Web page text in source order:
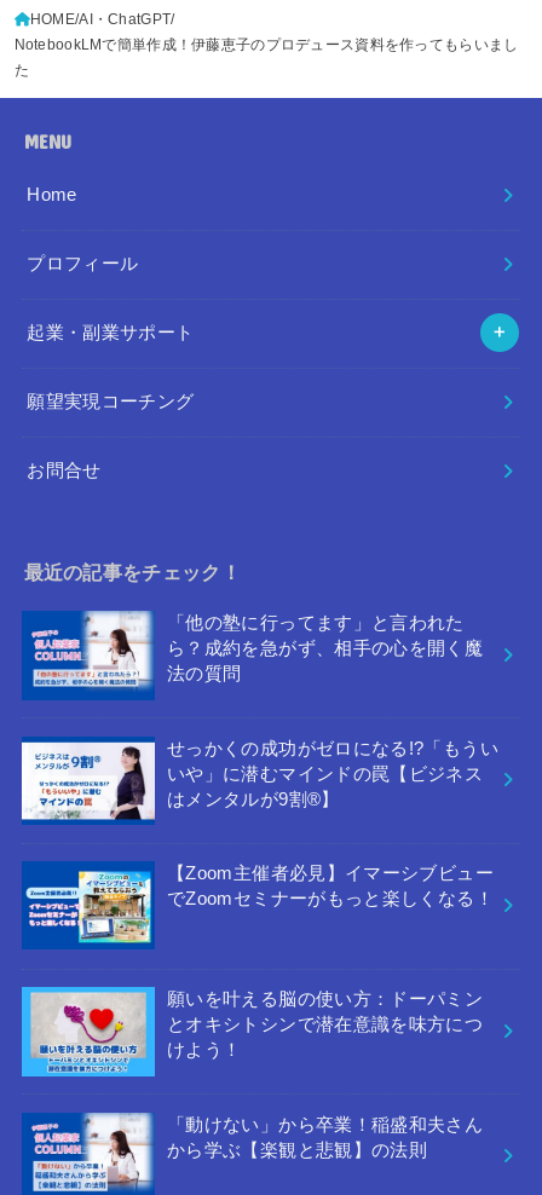
HOME AI・ChatGPT
NotebookLMで簡単作成！伊藤恵子のプロデュース資料を作ってもらいまし
た
MENU
Home
プロフィール
起業・副業サポート
願望実現コーチング
お問合せ
最近の記事をチェック！
「他の塾に行ってます」と言われた
ら？成約を急がず、相手の心を開く魔
法の質問
せっかくの成功がゼロになる!?「もうい
いや」に潜むマインドの罠【ビジネス
はメンタルが9割®︎】
【Zoom主催者必見】イマーシブビュー
でZoomセミナーがもっと楽しくなる！
願いを叶える脳の使い方：ドーパミン
とオキシトシンで潜在意識を味方につ
けよう！
「動けない」から卒業！稲盛和夫さん
から学ぶ【楽観と悲観】の法則